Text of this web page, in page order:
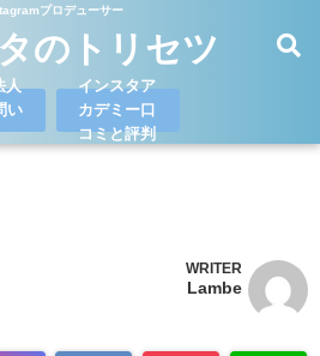
プロデューサー
のトリセツ
人
い
インスタア
カデミー口
コミと評判
WRITER
Lambe